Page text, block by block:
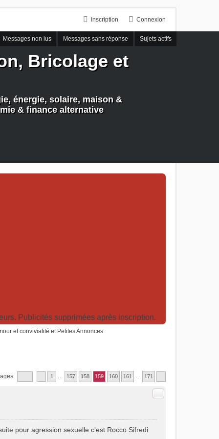
Connexion
Inscription
Messages non lus Messages sans réponse Sujets actifs
Bricolage et
énergie, solaire, maison &
& finance alternative
Publicités supprimées après inscription.
et convivialité et Petites Annonces
1 157 158 159 160 161 171
Citer
pour agression sexuelle c'est Rocco Sifredi